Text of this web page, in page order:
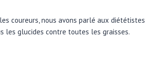
coureurs, nous avons parlé aux diététistes
les glucides contre toutes les graisses.